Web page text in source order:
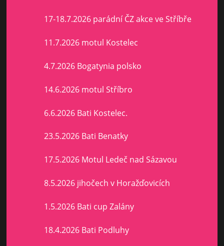
17-18.7.2026 parádní ČZ akce ve Stříbře
11.7.2026 motul Kostelec
4.7.2026 Bogatynia polsko
14.6.2026 motul Stříbro
6.6.2026 Bati Kostelec.
23.5.2026 Bati Benatky
17.5.2026 Motul Ledeč nad Sázavou
8.5.2026 jihočech v Horažďovicích
1.5.2026 Bati cup Zalány
18.4.2026 Bati Podluhy